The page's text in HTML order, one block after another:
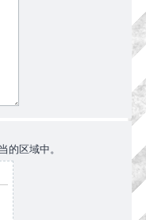
的区域中。